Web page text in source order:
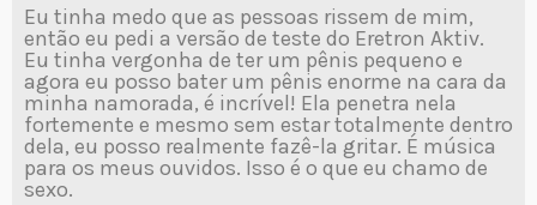
Eu tinha medo que as pessoas rissem de mim,
então eu pedi a versão de teste do Eretron Aktiv.
Eu tinha vergonha de ter um pênis pequeno e
agora eu posso bater um pênis enorme na cara da
minha namorada, é incrível! Ela penetra nela
fortemente e mesmo sem estar totalmente dentro
dela, eu posso realmente fazê-la gritar. É música
para os meus ouvidos. Isso é o que eu chamo de
sexo.